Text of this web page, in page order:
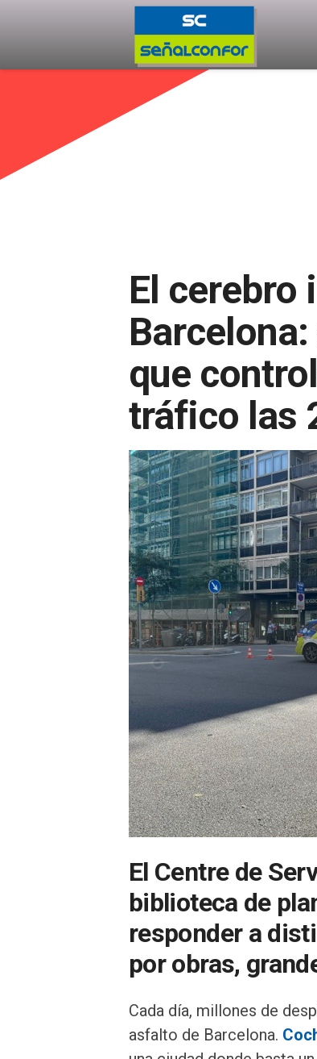
El cerebro
que
tráfico las
El Centre de
biblioteca de
responder a
por obras,
Cada día, millones de
asfalto de Barcelona.